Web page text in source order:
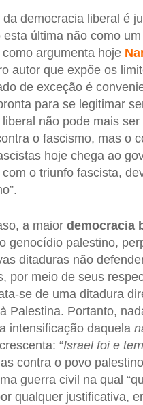
da democracia liberal é
esta última não como
como argumenta hoje
autor que expõe os
de exceção é
para se legitimar
não pode mais
o fascismo, mas o
hoje chega ao
o triunfo fascista,
a maior democracia
genocídio palestino,
ditaduras não
por meio de seus
se de uma ditadura
Palestina. Portanto,
intensificação daquela
“Israel foi e
contra o povo
guerra civil na qual
qualquer justificativa,